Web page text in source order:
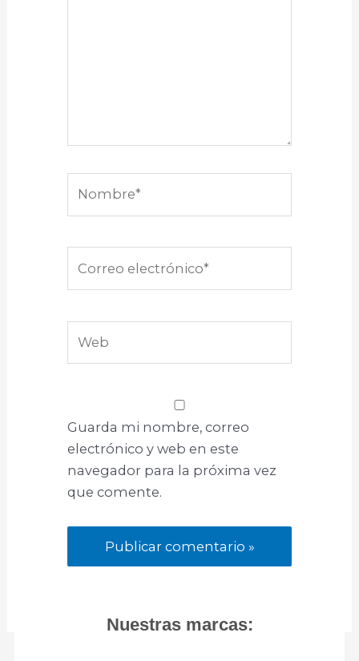
electrónico*
Guarda mi nombre, correo
electrónico y web en este
navegador para la próxima vez
que comente.
Nuestras marcas: